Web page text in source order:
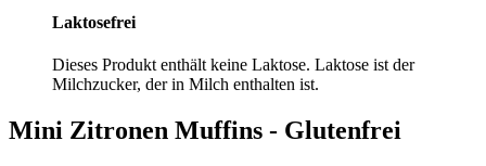
Laktosefrei
Dieses Produkt enthält keine Laktose. Laktose ist der
Milchzucker, der in Milch enthalten ist.
Mini Zitronen Muffins - Glutenfrei